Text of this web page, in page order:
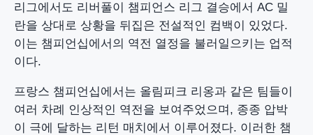
리그에서도 리버풀이 챔피언스 리그 결승에서 AC 밀
란을 상대로 상황을 뒤집은 전설적인 컴백이 있었다.
이는 챔피언십에서의 역전 열정을 불러일으키는 업적
이다.
프랑스 챔피언십에서는 올림피크 리옹과 같은 팀들이
여러 차례 인상적인 역전을 보여주었으며, 종종 압박
이 극에 달하는 리턴 매치에서 이루어졌다. 이러한 챔